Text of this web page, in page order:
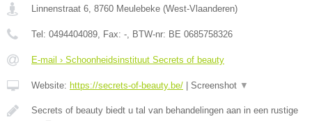
Linnenstraat 6, 8760 Meulebeke (West-Vlaanderen)
Tel: 0494404089, Fax: -, BTW-nr: BE 0685758326
E-mail › Schoonheidsinstituut Secrets of beauty
Website: https://secrets-of-beauty.be/ Screenshot ▼
Secrets of beauty biedt u tal van behandelingen aan in een rustige